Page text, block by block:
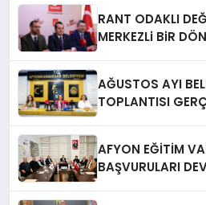
RANT ODAKLI
MERKEZLi BiR
AĞUSTOS AYI
TOPLANTISI
AFYON EĞİTİM
BAŞVURULARI